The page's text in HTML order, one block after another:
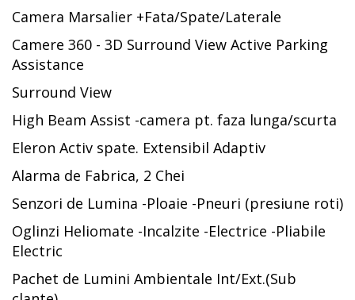
Camera Marsalier +Fata/Spate/Laterale
Camere 360 - 3D Surround View Active Parking
Assistance
Surround View
High Beam Assist -camera pt. faza lunga/scurta
Eleron Activ spate. Extensibil Adaptiv
Alarma de Fabrica, 2 Chei
Senzori de Lumina -Ploaie -Pneuri (presiune roti)
Oglinzi Heliomate -Incalzite -Electrice -Pliabile
Electric
Pachet de Lumini Ambientale Int/Ext.(Sub